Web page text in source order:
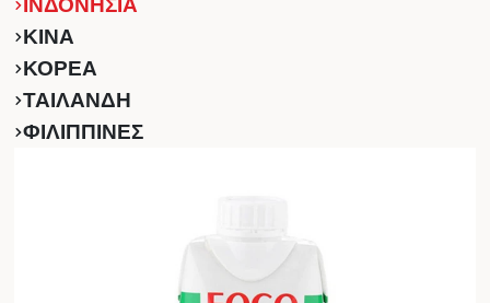
ΙΝΔΟΝΗΣΙΑ
ΚINA
ΚΟΡΕΑ
ΤΑΙΛΑΝΔΗ
ΦΙΛΙΠΠΙΝΕΣ